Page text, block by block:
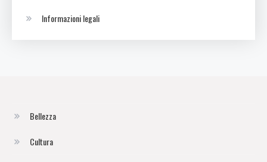
Informazioni legali
Bellezza
Cultura